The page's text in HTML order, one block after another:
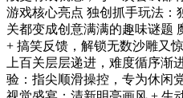
游戏核心亮点 独创抓手玩法：
关都变成创意满满的趣味谜题
+ 搞笑反馈，解锁无数沙雕又
上百关层层递进，难度循序渐
验：指尖顺滑操控，专为休闲